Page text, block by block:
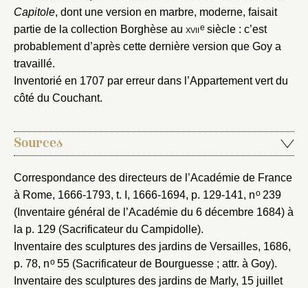
Capitole, dont une version en marbre, moderne, faisait
partie de la collection Borghèse au xviie siècle : c’est
probablement d’après cette dernière version que Goy a
travaillé.
Inventorié en 1707 par erreur dans l’Appartement vert du
côté du Couchant.
Sources
Correspondance des directeurs de l’Académie de France
à Rome, 1666-1793, t. I, 1666-1694, p. 129-141, no239
(Inventaire général de l’Académie du 6 décembre 1684) à
la p. 129 (Sacrificateur du Campidolle).
Inventaire des sculptures des jardins de Versailles, 1686,
p. 78, no55 (Sacrificateur de Bourguesse ; attr. à Goy).
Inventaire des sculptures des jardins de Marly, 15 juillet